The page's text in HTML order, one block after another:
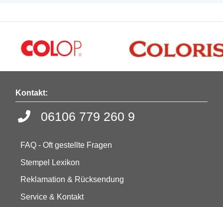
Kontakt:
06106 779 260 9
FAQ - Oft gestellte Fragen
Stempel Lexikon
Reklamation & Rücksendung
Service & Kontakt